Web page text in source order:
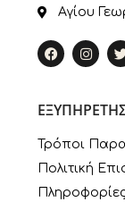
Αγίου
Τρόποι
Πολιτική